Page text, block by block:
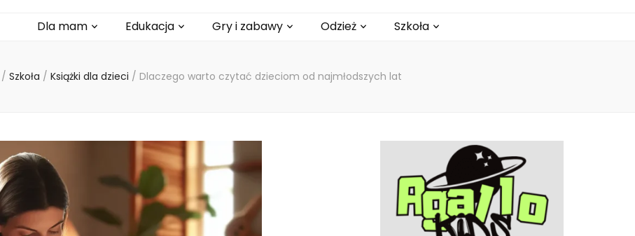
Dla mam Edukacja Gry i zabawy Odzież Szkoła
/ Szkoła / Książki dla dzieci / Dlaczego warto czytać dzieciom od najmłodszych lat